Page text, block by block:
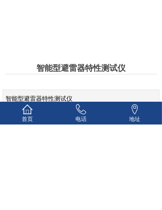
智能型避雷器特性测试仪
智能型避雷器特性测试仪
上一个： 氧化锌避雷器特性检测仪
首页 电话 地址